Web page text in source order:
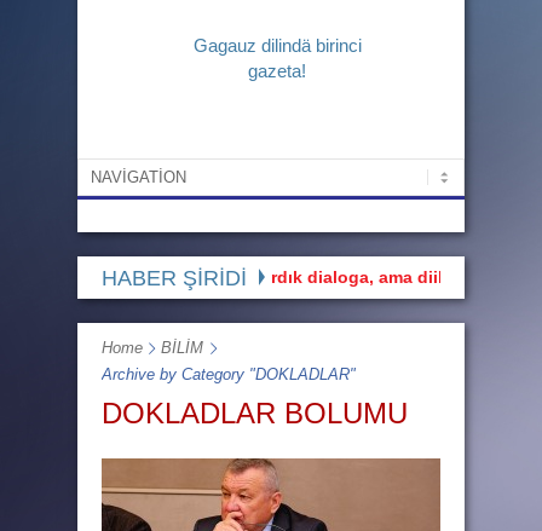
Gagauz dilindä birinci
gazeta!
HABER ŞİRİDİ
gidärkän biz hazırdık dialoga, ama diil monologa”
Home
BİLİM
Archive by Category "DOKLADLAR"
DOKLADLAR BOLUMU